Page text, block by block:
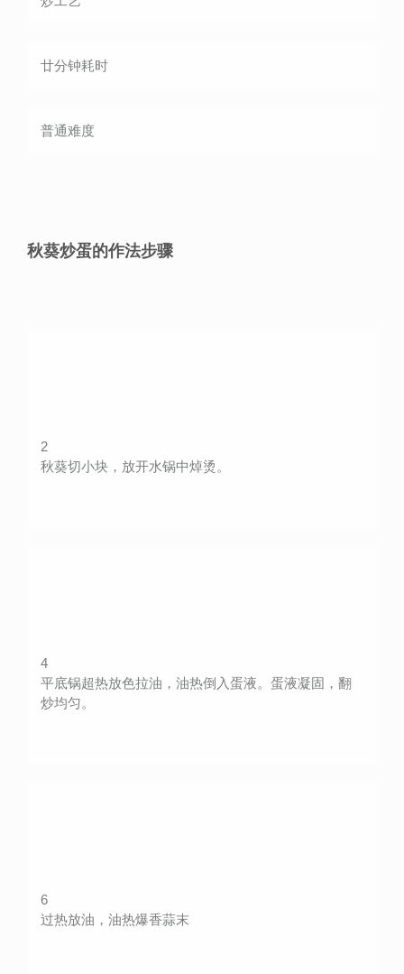
廿分钟耗时
普通难度
秋葵炒蛋的作法步骤
2
秋葵切小块，放开水锅中焯烫。
4
平底锅超热放色拉油，油热倒入蛋液。蛋液凝固，翻
炒均匀。
6
过热放油，油热爆香蒜末